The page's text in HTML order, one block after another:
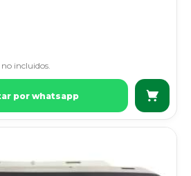
incluidos.
por whatsapp